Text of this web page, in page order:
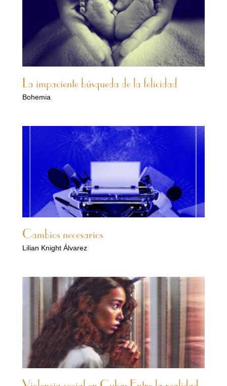
La impaciente búsqueda de la felicidad
Bohemia
Cambios necesarios
Lilian Knight Álvarez